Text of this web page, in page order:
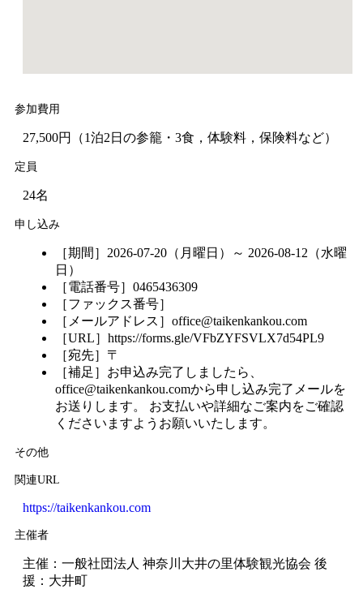
参加費用
27,500円（1泊2日の参籠・3食，体験料，保険料など）
定員
24名
申し込み
［期間］2026-07-20（月曜日）～ 2026-08-12（水曜
日）
［電話番号］0465436309
［ファックス番号］
［メールアドレス］office@taikenkankou.com
［URL］https://forms.gle/VFbZYFSVLX7d54PL9
［宛先］〒
［補足］お申込み完了しましたら、
office@taikenkankou.comから申し込み完了メールを
お送りします。 お支払いや詳細なご案内をご確認
くださいますようお願いいたします。
その他
関連URL
https://taikenkankou.com
主催者
主催：一般社団法人 神奈川大井の里体験観光協会 後
援：大井町